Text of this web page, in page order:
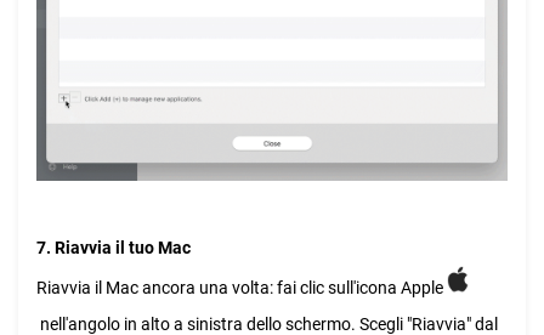
7. Riavvia il tuo Mac
Riavvia il Mac ancora una volta: fai clic sull'icona Apple
nell'angolo in alto a sinistra dello schermo. Scegli "Riavvia" dal